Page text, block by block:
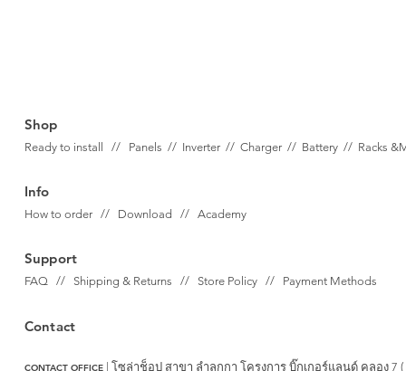
Shop
Ready to install // Panels // Inverter // Charger // Battery // Racks
Info
How to order // Download // Academy
Support
FAQ // Shipping & Returns // Store Policy // Payment Methods
Contact
CONTACT OFFICE | โซล่าช็อป สาขา ลำลูกกา โครงการ บิ๊กเกอร์แลนด์ คลอง 7